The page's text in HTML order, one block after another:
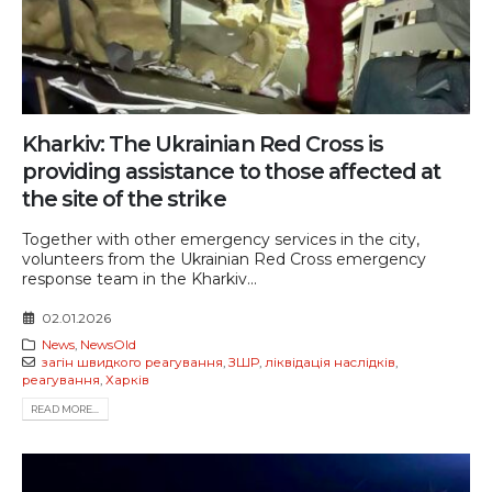
Kharkiv: The Ukrainian Red Cross is
providing assistance to those affected at
the site of the strike
Together with other emergency services in the city,
volunteers from the Ukrainian Red Cross emergency
response team in the Kharkiv...
02.01.2026
News, NewsOld
загін швидкого реагування, ЗШР, ліквідація наслідків,
реагування, Харків
READ MORE...